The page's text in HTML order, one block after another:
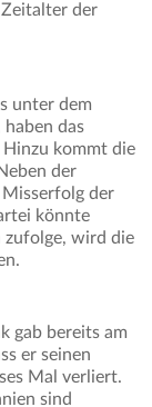
Zeitalter der
unter dem
das
kommt die
der
der
könnte
zufolge, wird die
gab bereits am
er seinen
Mal verliert.
sind